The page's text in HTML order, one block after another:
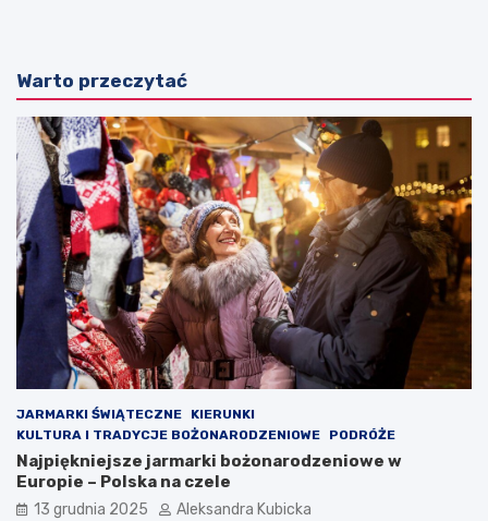
Warto przeczytać
JARMARKI ŚWIĄTECZNE
KIERUNKI
KULTURA I TRADYCJE BOŻONARODZENIOWE
PODRÓŻE
Najpiękniejsze jarmarki bożonarodzeniowe w
Europie – Polska na czele
13 grudnia 2025 Aleksandra Kubicka